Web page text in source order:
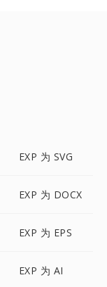
EXP 为 SVG
EXP 为 DOCX
EXP 为 EPS
EXP 为 AI